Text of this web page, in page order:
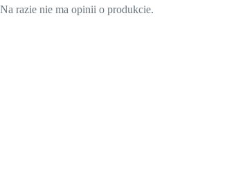
Na razie nie ma opinii o produkcie.